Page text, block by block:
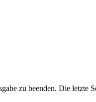
zu beenden. Die letzte